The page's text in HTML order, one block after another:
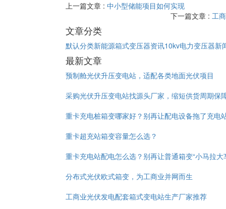
上一篇文章 : 中小型储能项目如何实现
下一篇文章 : 工
文章分类
默认分类新能源箱式变压器资讯10kv电力变压器新
最新文章
预制舱光伏升压变电站，适配各类地面光伏项目
采购光伏升压变电站找源头厂家，缩短供货周期保
重卡充电桩箱变哪家好？别再让配电设备拖了充电
重卡超充站箱变容量怎么选？
重卡充电站配电怎么选？别再让普通箱变“小马拉大
分布式光伏欧式箱变，为工商业并网而生
工商业光伏发电配套箱式变电站生产厂家推荐